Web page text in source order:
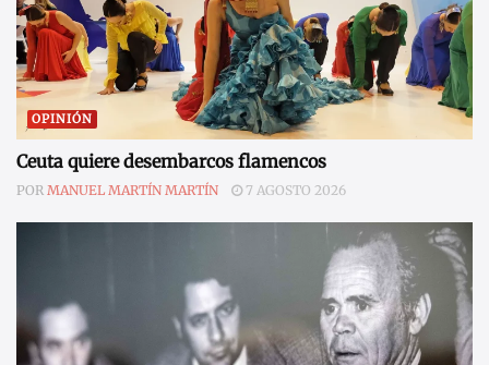
OPINIÓN
Ceuta quiere desembarcos flamencos
POR MANUEL MARTÍN MARTÍN 7 AGOSTO 2026